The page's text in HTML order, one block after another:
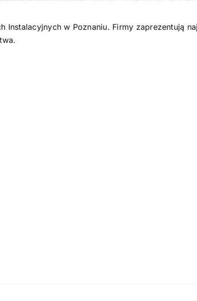
Instalacyjnych w Poznaniu. Firmy zaprezentują